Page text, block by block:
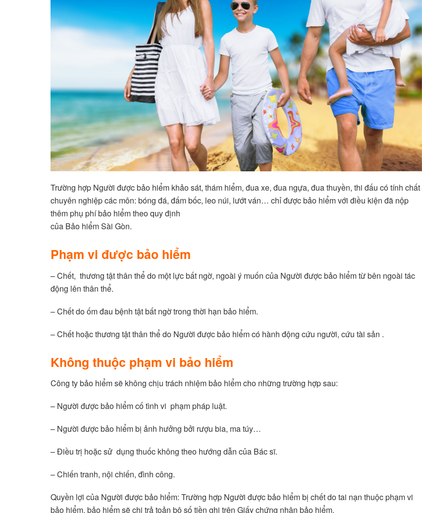
Trường hợp Người được bảo hiểm khảo sát, thám hiểm, đua xe, đua ngựa, đua thuyền, thi đấu có tính chất
chuyên nghiệp các môn: bóng đá, đấm bốc, leo núi, lướt ván… chỉ được bảo hiểm với điều kiện đã nộp
thêm phụ phí bảo hiểm theo quy định
của Bảo hiểm Sài Gòn.
Phạm vi được bảo hiểm
– Chết, thương tật thân thể do một lực bất ngờ, ngoài ý muốn của Người được bảo hiểm từ bên ngoài tác
động lên thân thể.
– Chết do ốm đau bệnh tật bất ngờ trong thời hạn bảo hiểm.
– Chết hoặc thương tật thân thể do Người được bảo hiểm có hành động cứu người, cứu tài sản .
Không thuộc phạm vi bảo hiểm
Công ty bảo hiểm sẽ không chịu trách nhiệm bảo hiểm cho những trường hợp sau:
– Người được bảo hiểm cố tình vi phạm pháp luật.
– Người được bảo hiểm bị ảnh hưởng bởi rượu bia, ma túy…
– Điều trị hoặc sử dụng thuốc không theo hướng dẫn của Bác sĩ.
– Chiến tranh, nội chiến, đình công.
Quyền lợi của Người được bảo hiểm: Trường hợp Người được bảo hiểm bị chết do tai nạn thuộc phạm vi
bảo hiểm, bảo hiểm sẽ chi trả toản bộ số tiền ghi trên Giấy chứng nhận bảo hiểm.